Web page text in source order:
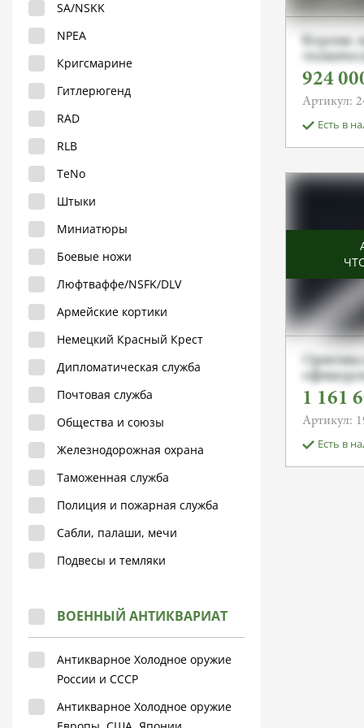
SA/NSKK
NPEA
Кригсмарине
Гитлерюгенд
RAD
RLB
TeNo
Штыки
Миниатюры
Боевые ножи
Люфтваффе/NSFK/DLV
Армейские кортики
Немецкий Красный Крест
Дипломатическая служба
Почтовая служба
Общества и союзы
Железнодорожная охрана
Таможенная служба
Полиция и пожарная служба
Сабли, палаши, мечи
Подвесы и темляки
ВОЕННЫЙ АНТИКВАРИАТ
Антикварное Холодное оружие
России и СССР
Антикварное Холодное оружие
Кортик
обр.
Алексея
924
Артикул:
Есть в
службы
TeNo,
номера
1 161
Артикул:
Есть в